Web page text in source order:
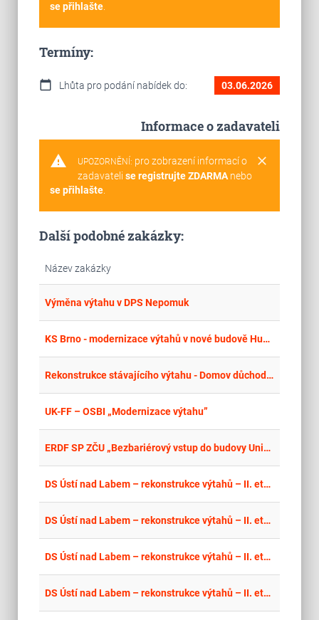
se přihlašte.
Termíny:
calendar_today Lhůta pro podání nabídek do: 03.06.2026
Informace o zadavateli
warning clear
UPOZORNĚNÍ: pro zobrazení informací o
zadavateli se registrujte ZDARMAnebo
se přihlašte.
Další podobné zakázky:
Název zakázky
Výměna výtahu v DPS Nepomuk
KS Brno - modernizace výtahů v nové budově Husova – II.
Rekonstrukce stávajícího výtahu - Domov důchodců Pilníkov
UK-FF – OSBI „Modernizace výtahu”
ERDF SP ZČU „Bezbariérový vstup do budovy Univerzitní 22
DS Ústí nad Labem – rekonstrukce výtahů – II. etapa II., Část 4: Domov Velké Březno, příspěvková organizace
DS Ústí nad Labem – rekonstrukce výtahů – II. etapa II., Část 3: Domov pro seniory Krásné Březno, příspěvková organizace
DS Ústí nad Labem – rekonstrukce výtahů – II. etapa II., Část 2: Domov pro seniory Dobětice, příspěvková organizace
DS Ústí nad Labem – rekonstrukce výtahů – II. etapa II.